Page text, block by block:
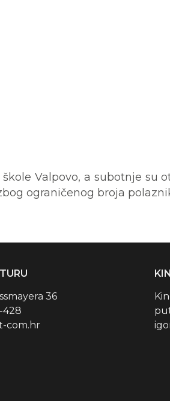
Valpovo, a subotnje su
ograničenog broja
36
428
com.hr